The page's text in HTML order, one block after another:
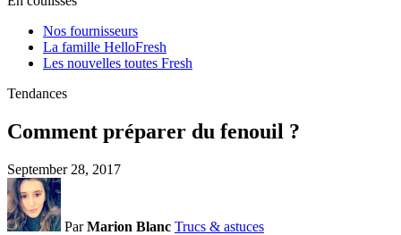
Nos fournisseurs
La famille HelloFresh
Les nouvelles toutes Fresh
Tendances
Comment préparer du fenouil ?
September 28, 2017
ParMarion Blanc Trucs & astuces